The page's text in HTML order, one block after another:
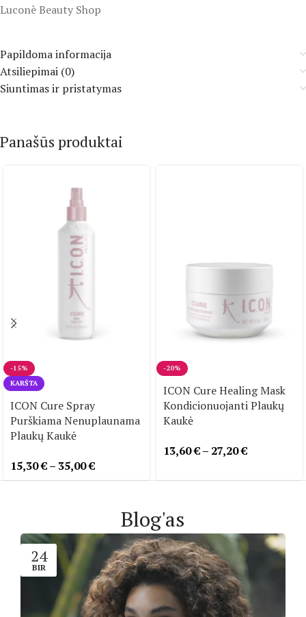
Luconè Beauty Shop
Papildoma informacija
Atsiliepimai (0)
Siuntimas ir pristatymas
Panašūs produktai
-15%
KARŠTA
ICON Cure Spray
Purškiama Nenuplaunama
Plaukų Kaukė
15,30€– 35,00€
-20%
ICON Cure Healing Mask
Kondicionuojanti Plaukų
Kaukė
13,60€– 27,20€
Blog'as
24
BIR